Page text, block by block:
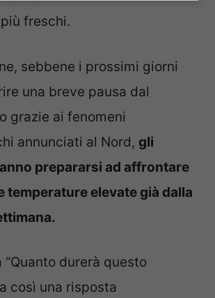
freschi.
sebbene i prossimi giorni
una breve pausa dal
grazie ai fenomeni
annunciati al Nord, gli
prepararsi ad affrontare
temperature elevate già dalla
“Quanto durerà questo
così una risposta